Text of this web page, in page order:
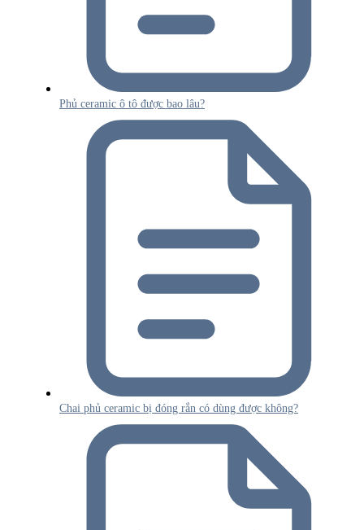
Phủ ceramic ô tô được bao lâu?
Chai phủ ceramic bị đóng rắn có dùng được không?